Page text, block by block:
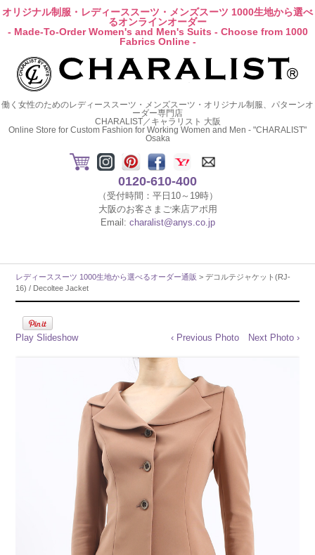
オリジナル制服・レディーススーツ・メンズスーツ 1000生地から選べ
るオンラインオーダー
- Made-To-Order Women's and Men's Suits - Choose from 1000
Fabrics Online -
働く女性のためのレディーススーツ・メンズスーツ・オリジナル制服、パターンオ
ーダー専門店
CHARALIST／キャラリスト 大阪
Online Store for Custom Fashion for Working Women and Men - "CHARALIST"
Osaka
0120-610-400
（受付時間：平日10～19時）
大阪のお客さまご来店アポ用
Email: charalist@anys.co.jp
レディーススーツ 1000生地から選べるオーダー通販 > デコルテジャケット(RJ-
16) / Decoltee Jacket
Play Slideshow ‹ Previous Photo Next Photo ›